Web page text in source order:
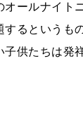
オールナイト
するというも
子供たちは発